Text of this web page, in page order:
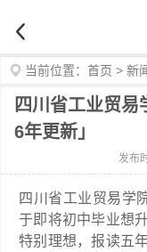
当前位置： 首页 > 新
四川省工业贸
6年更新」
发布
四川省工业贸易学
于即将初中毕业想
特别理想，报读五